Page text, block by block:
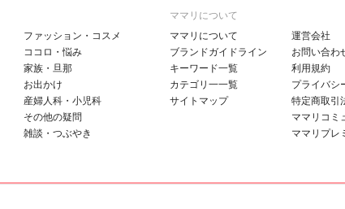
ファッション・コスメ
ココロ・悩み
家族・旦那
お出かけ
産婦人科・小児科
その他の疑問
雑談・つぶやき
ママリについて
ママリについて
ブランドガイドライン
キーワード一覧
カテゴリ一一覧
サイトマップ
運営会社
お問い合わ
利用規約
プライバシ
特定商取引
ママリコミ
ママリプレ